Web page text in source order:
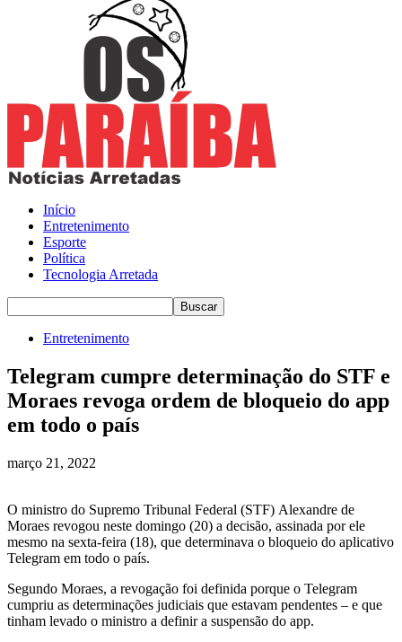
Início
Entretenimento
Esporte
Política
Tecnologia Arretada
Entretenimento
Telegram cumpre determinação do STF e
Moraes revoga ordem de bloqueio do app
em todo o país
março 21, 2022
O ministro do Supremo Tribunal Federal (STF) Alexandre de
Moraes revogou neste domingo (20) a decisão, assinada por ele
mesmo na sexta-feira (18), que determinava o bloqueio do aplicativo
Telegram em todo o país.
Segundo Moraes, a revogação foi definida porque o Telegram
cumpriu as determinações judiciais que estavam pendentes – e que
tinham levado o ministro a definir a suspensão do app.